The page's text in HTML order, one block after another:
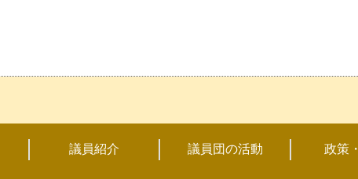
議員紹介 議員団の活動 政策